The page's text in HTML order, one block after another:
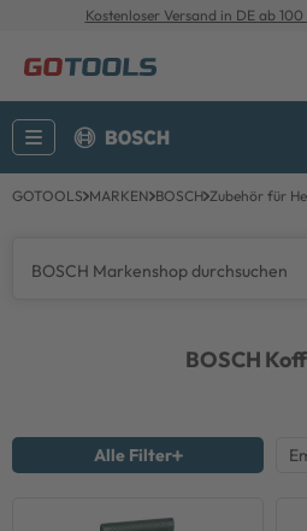
Kostenloser Versand in DE ab
GOTOOLS MARKEN BOSCH Zubehör für
BOSCH
Alle Filter